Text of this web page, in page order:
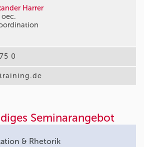
Harrer
0
Seminarangebot
& Rhetorik